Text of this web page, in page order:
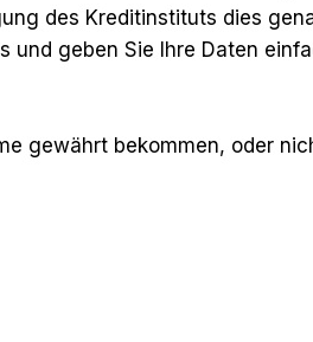
des Kreditinstituts dies
und geben Sie Ihre Daten
gewährt bekommen, oder